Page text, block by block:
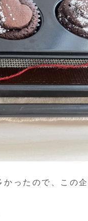
ったので、この